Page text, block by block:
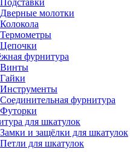
Дверные молотки
Колокола
Термометры
Цепочки
фурнитура
Винты
Гайки
Инструменты
Соединительная фурнитура
Футорки
для шкатулок
Замки и защёлки для шкатулок
Петли для шкатулок